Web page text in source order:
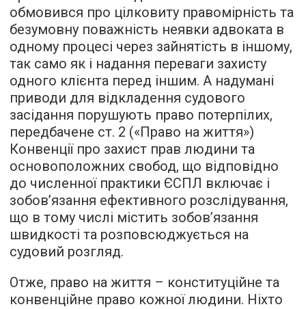
обмовився про цілковиту правомірність та
безумовну поважність неявки адвоката в
одному процесі через зайнятість в іншому,
так само як і надання переваги захисту
одного клієнта перед іншим. А надумані
приводи для відкладення судового
засідання порушують право потерпілих,
передбачене ст. 2 («Право на життя»)
Конвенції про захист прав людини та
основоположних свобод, що відповідно
до численної практики ЄСПЛ включає і
зобов’язання ефективного розслідування,
що в тому числі містить зобов’язання
швидкості та розповсюджується на
судовий розгляд.
Отже, право на життя – конституційне та
конвенційне право кожної людини. Ніхто